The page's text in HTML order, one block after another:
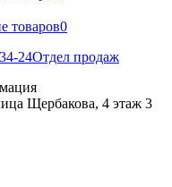
товаров0
24Отдел продаж
Щербакова, 4 этаж 3